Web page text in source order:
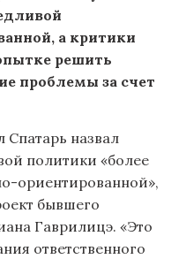
а критики
решить
проблемы за счет
Спатарь назвал
политики «более
ориентированной»,
бывшего
Гаврилицэ. «Это
ответственного